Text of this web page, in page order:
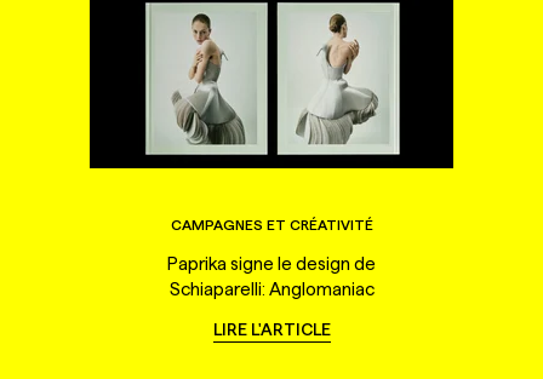
CAMPAGNES ET CRÉATIVITÉ
Paprika signe le design de
Schiaparelli: Anglomaniac
LIRE L'ARTICLE